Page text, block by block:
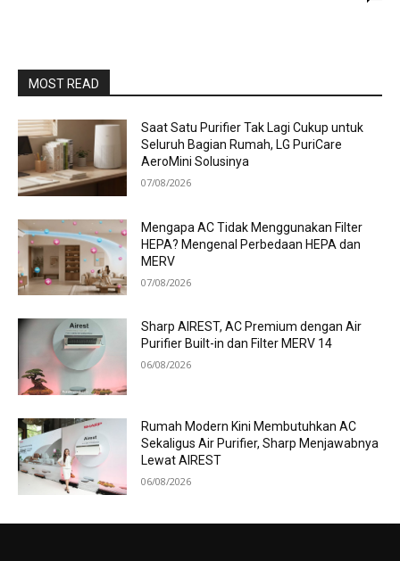
MOST READ
Saat Satu Purifier Tak Lagi Cukup untuk
Seluruh Bagian Rumah, LG PuriCare
AeroMini Solusinya
07/08/2026
Mengapa AC Tidak Menggunakan Filter
HEPA? Mengenal Perbedaan HEPA dan
MERV
07/08/2026
Sharp AIREST, AC Premium dengan Air
Purifier Built-in dan Filter MERV 14
06/08/2026
Rumah Modern Kini Membutuhkan AC
Sekaligus Air Purifier, Sharp Menjawabnya
Lewat AIREST
06/08/2026